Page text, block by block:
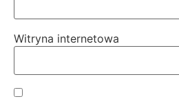
Witryna internetowa